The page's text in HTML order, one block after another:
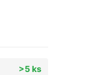
>5 ks